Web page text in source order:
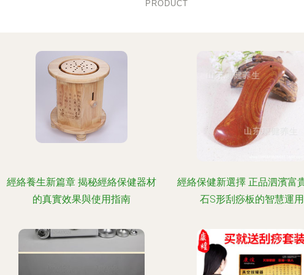
PRODUCT
經絡養生新篇章 揭秘經絡保健器材
的真實效果與使用指南
經絡保健新選擇 正品泗濱富
石S形刮痧板的智慧運用